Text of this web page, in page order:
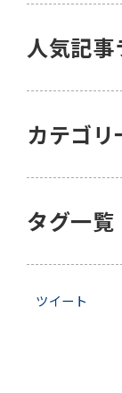
人気記
カテゴリ
タグ一覧
ツイート